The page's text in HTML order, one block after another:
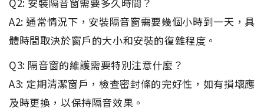
A2: 通常情況下，安裝隔音窗需要幾個小時到一天，具
體時間取決於窗戶的大小和安裝的復雜程度。
Q3: 隔音窗的維護需要特別注意什麼？
A3: 定期清潔窗戶，檢查密封條的完好性，如有損壞應
及時更換，以保持隔音效果。